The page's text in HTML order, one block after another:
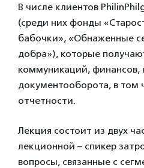
В числе клиентов
(среди них фонды
бабочки», «Обнаженные
добра»), которые
коммуникаций, финансов,
документооборота, в том
отчетности.
Лекция состоит из двух
лекционной – спикер
вопросы, связанные с